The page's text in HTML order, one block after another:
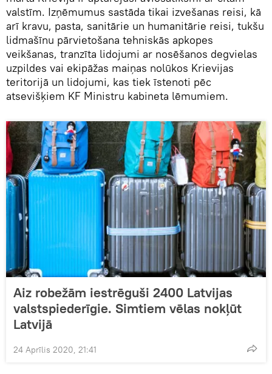
valstīm. Izņēmumus sastāda tikai izvešanas reisi, kā
arī kravu, pasta, sanitārie un humanitārie reisi, tukšu
lidmašīnu pārvietošana tehniskās apkopes
veikšanas, tranzīta lidojumi ar nosēšanos degvielas
uzpildes vai ekipāžas maiņas nolūkos Krievijas
teritorijā un lidojumi, kas tiek īstenoti pēc
atsevišķiem KF Ministru kabineta lēmumiem.
Aiz robežām iestrēguši 2400 Latvijas
valstspiederīgie. Simtiem vēlas nokļūt
Latvijā
24 Aprīlis 2020, 21:41